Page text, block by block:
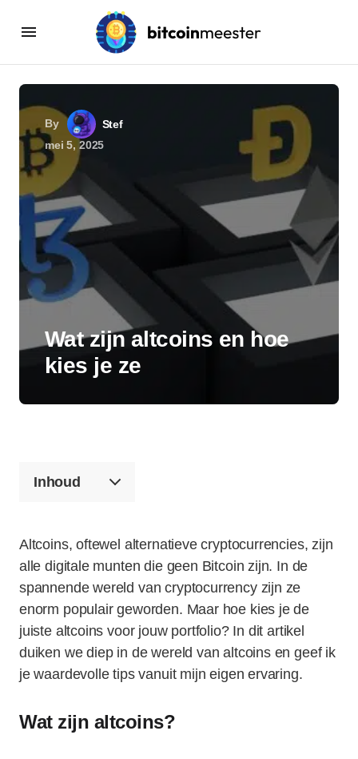
By
Stef
mei 5, 2025
Wat zijn altcoins en hoe
kies je ze
Inhoud
Altcoins, oftewel alternatieve cryptocurrencies, zijn
alle digitale munten die geen Bitcoin zijn. In de
spannende wereld van cryptocurrency zijn ze
enorm populair geworden. Maar hoe kies je de
juiste altcoins voor jouw portfolio? In dit artikel
duiken we diep in de wereld van altcoins en geef ik
je waardevolle tips vanuit mijn eigen ervaring.
Wat zijn altcoins?